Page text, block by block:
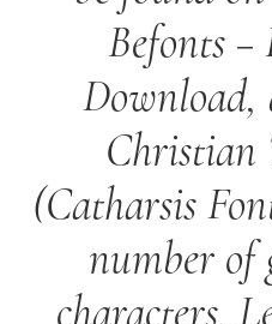
Befonts –
Download,
Christian
(Catharsis
number of
characters.